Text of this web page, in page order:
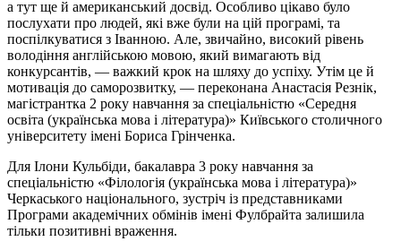
а тут ще й американський досвід. Особливо цікаво було
послухати про людей, які вже були на цій програмі, та
поспілкуватися з Іванною. Але, звичайно, високий рівень
володіння англійською мовою, який вимагають від
конкурсантів, — важкий крок на шляху до успіху. Утім це й
мотивація до саморозвитку, — переконана Анастасія Резнік,
магістрантка 2 року навчання за спеціальністю «Середня
освіта (українська мова і література)» Київського столичного
університету імені Бориса Грінченка.
Для Ілони Кульбіди, бакалавра 3 року навчання за
спеціальністю «Філологія (українська мова і література)»
Черкаського національного, зустріч із представниками
Програми академічних обмінів імені Фулбрайта залишила
тільки позитивні враження.